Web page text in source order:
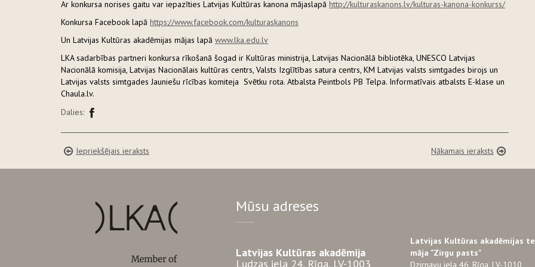
Ar konkursa norises gaitu var iepazīties Latvijas Kultūras kanona mājaslapā http://kulturaskanons.lv/kulturas-kanona-konkurss/
Konkursa Facebook lapā https://www.facebook.com/kulturaskanons
Un Latvijas Kultūras akadēmijas mājas lapā www.lka.edu.lv
LKA sadarbības partneri konkursa rīkošanā šogad ir Kultūras ministrija, Latvijas Nacionālā bibliotēka, UNESCO Latvijas
Nacionālā komisija, Latvijas Nacionālais kultūras centrs, Valsts Izglītības satura centrs, KM Latvijas valsts simtgades birojs un
Latvijas valsts simtgades Jauniešu rīcības komiteja Svētku rota. Atbalsta Peintbols PB Telpa. Informatīvais atbalsts E-klase un
Chaula.lv.
Dalies:
Iepriekšējais ieraksts Nākamais ieraksts
Mūsu adreses
Latvijas Kultūras akadēmija
Ludzas iela 24, Rīga, LV-1003
Latvijas Kultūras akadēmijas
māja "Zirgu pasts"
Dzirnavu iela 46, Rīga, LV-1010